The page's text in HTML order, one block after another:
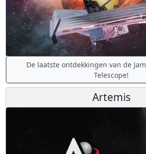
De laatste ontdekkingen van de
Telescope!
Artemis